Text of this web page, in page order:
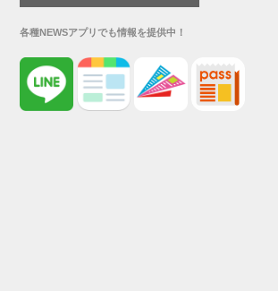
各種NEWSアプリでも情報を提供中！